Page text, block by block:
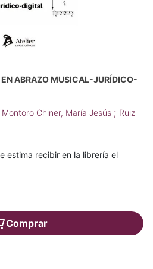
ABRAZO MUSICAL-JURÍDICO-
Montoro Chiner, María Jesús ; Ruiz
estima recibir en la librería el
Comprar